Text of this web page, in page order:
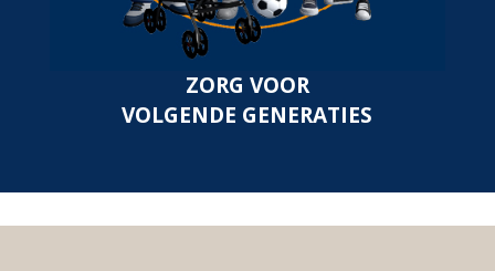
ZORG VOOR
VOLGENDE GENERATIES